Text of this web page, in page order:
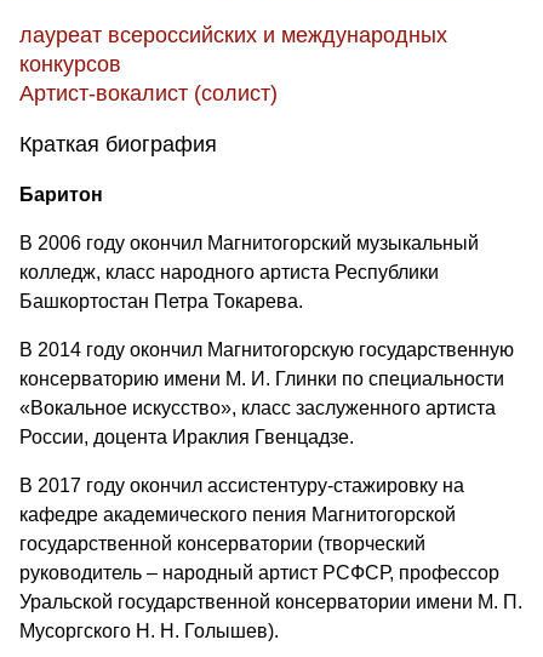
лауреат всероссийских и международных
конкурсов
Артист-вокалист (солист)
Краткая биография
Баритон
В 2006 году окончил Магнитогорский музыкальный
колледж, класс народного артиста Республики
Башкортостан Петра Токарева.
В 2014 году окончил Магнитогорскую государственную
консерваторию имени М. И. Глинки по специальности
«Вокальное искусство», класс заслуженного артиста
России, доцента Ираклия Гвенцадзе.
В 2017 году окончил ассистентуру-стажировку на
кафедре академического пения Магнитогорской
государственной консерватории (творческий
руководитель – народный артист РСФСР, профессор
Уральской государственной консерватории имени М. П.
Мусоргского Н. Н. Голышев).